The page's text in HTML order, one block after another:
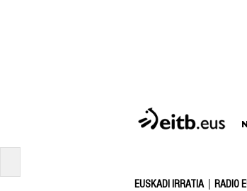
EUSKADI IRRATIA RADIO